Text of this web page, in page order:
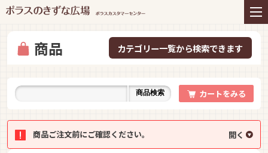
住まいの商品
インテリアコーディネー
ト
アフターサービス
プレゼント＆コミュニテ
イベント お問い合わせ
商品
商品検索 カートをみる
商品ご注文前にご確認ください。